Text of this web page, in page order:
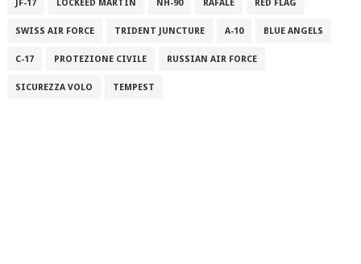
JF-17 LOCKEED MARTIN NH-90 RAFALE RED FLAG
SWISS AIR FORCE TRIDENT JUNCTURE A-10 BLUE ANGELS
C-17 PROTEZIONE CIVILE RUSSIAN AIR FORCE
SICUREZZA VOLO TEMPEST